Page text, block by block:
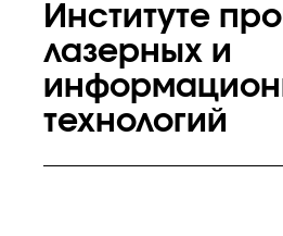
Институте
лазерных и
технологий